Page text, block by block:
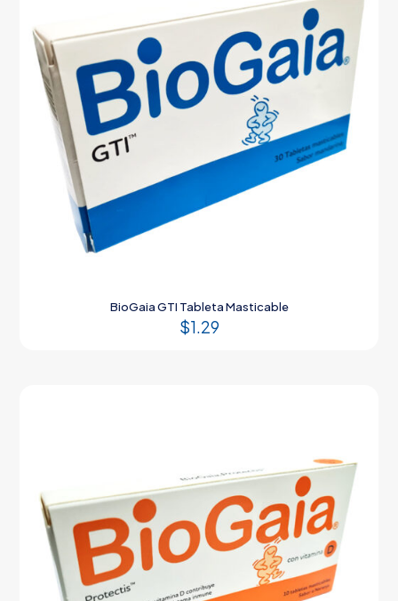
BioGaia GTI Tableta Masticable
$1.29